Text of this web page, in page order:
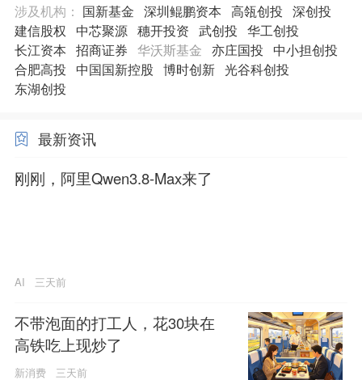
涉及机构： 国新基金 深圳鲲鹏资本 高瓴创投 深创投
建信股权
中芯聚源 穗开投资 武创投 华工创投
长江资本 招商证券 华沃斯基金 亦庄国投
中小担创投
合肥高投
中国国新控股 博时创新 光谷科创投
东湖创投
最新资讯
刚刚，阿里Qwen3.8-Max来了
AI 三天前
不带泡面的打工人，花30块在
高铁吃上现炒了
新消费 三天前